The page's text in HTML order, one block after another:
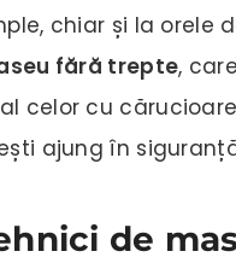
chiar și la orele
fără trepte,
celor cu
ajung în
de